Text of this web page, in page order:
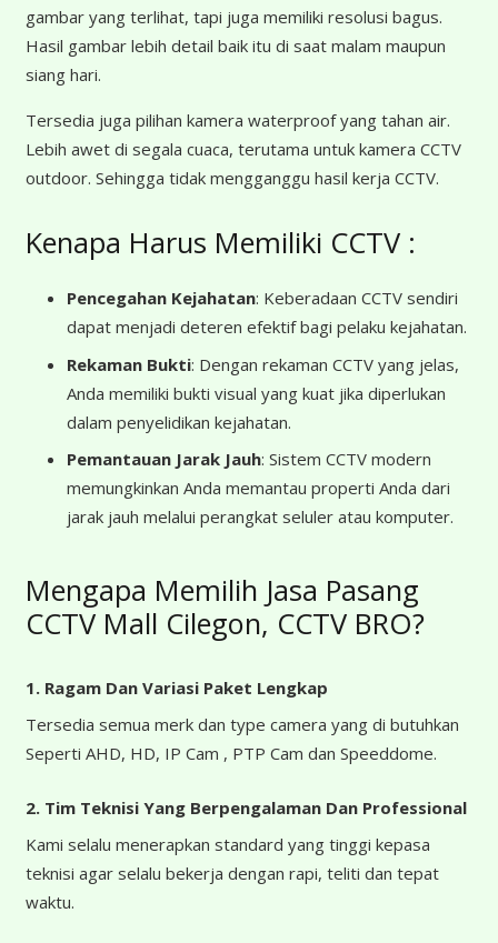
gambar yang terlihat, tapi juga memiliki resolusi bagus.
Hasil gambar lebih detail baik itu di saat malam maupun
siang hari.
Tersedia juga pilihan kamera waterproof yang tahan air.
Lebih awet di segala cuaca, terutama untuk kamera CCTV
outdoor. Sehingga tidak mengganggu hasil kerja CCTV.
Kenapa Harus Memiliki CCTV :
Pencegahan Kejahatan: Keberadaan CCTV sendiri
dapat menjadi deteren efektif bagi pelaku kejahatan.
Rekaman Bukti: Dengan rekaman CCTV yang jelas,
Anda memiliki bukti visual yang kuat jika diperlukan
dalam penyelidikan kejahatan.
Pemantauan Jarak Jauh: Sistem CCTV modern
memungkinkan Anda memantau properti Anda dari
jarak jauh melalui perangkat seluler atau komputer.
Mengapa Memilih Jasa Pasang
CCTV Mall Cilegon, CCTV BRO?
1. Ragam Dan Variasi Paket Lengkap
Tersedia semua merk dan type camera yang di butuhkan
Seperti AHD, HD, IP Cam , PTP Cam dan Speeddome.
2. Tim Teknisi Yang Berpengalaman Dan Professional
Kami selalu menerapkan standard yang tinggi kepasa
teknisi agar selalu bekerja dengan rapi, teliti dan tepat
waktu.